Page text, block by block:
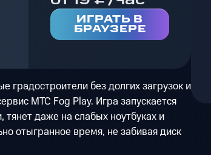
ИГРАТЬ В
БРАУЗЕРЕ
градостроители без долгих загрузок и
МТС Fog Play. Игра запускается
даже на слабых ноутбуках и
отыгранное время, не забивая диск